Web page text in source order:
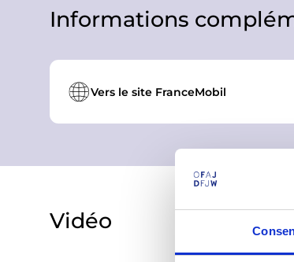
Informations
Vers le site FranceMobil
Vidéo